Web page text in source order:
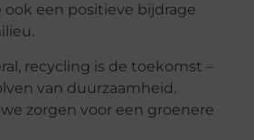
ook een positieve bijdrage
recycling is de toekomst –
van duurzaamheid.
zorgen voor een groenere